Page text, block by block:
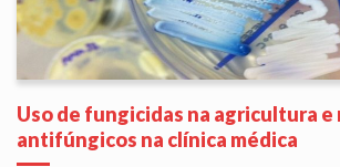
Uso de fungicidas na agricultura e
antifúngicos na clínica médica